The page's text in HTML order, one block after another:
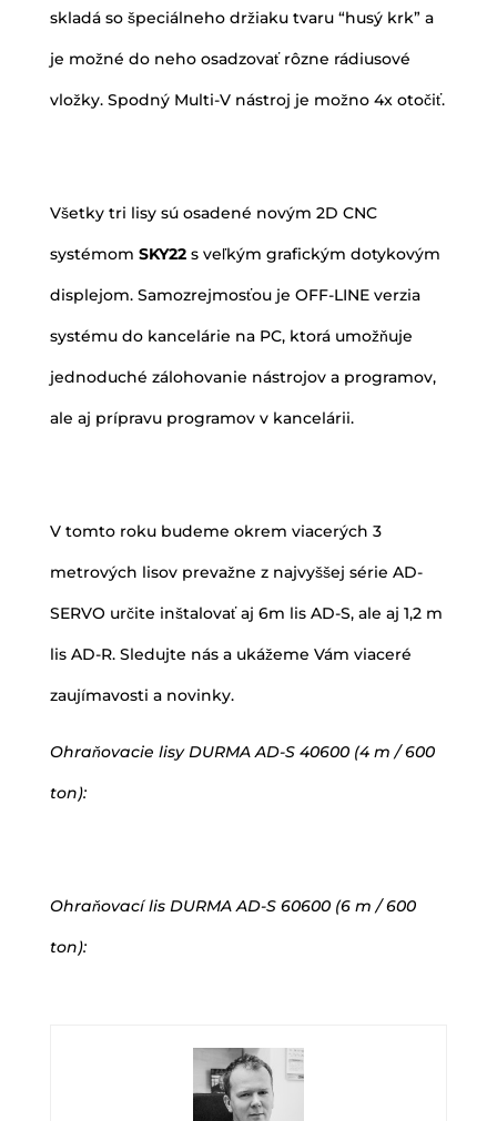
skladá so špeciálneho držiaku tvaru “husý krk” a
je možné do neho osadzovať rôzne rádiusové
vložky. Spodný Multi-V nástroj je možno 4x otočiť.
Všetky tri lisy sú osadené novým 2D CNC
systémom SKY22s veľkým grafickým dotykovým
displejom. Samozrejmosťou je OFF-LINE verzia
systému do kancelárie na PC, ktorá umožňuje
jednoduché zálohovanie nástrojov a programov,
ale aj prípravu programov v kancelárii.
V tomto roku budeme okrem viacerých 3
metrových lisov prevažne z najvyššej série AD-
SERVO určite inštalovať aj 6m lis AD-S, ale aj 1,2 m
lis AD-R. Sledujte nás a ukážeme Vám viaceré
zaujímavosti a novinky.
Ohraňovacie lisy DURMA AD-S 40600 (4 m / 600
ton):
Ohraňovací lis DURMA AD-S 60600 (6 m / 600
ton):